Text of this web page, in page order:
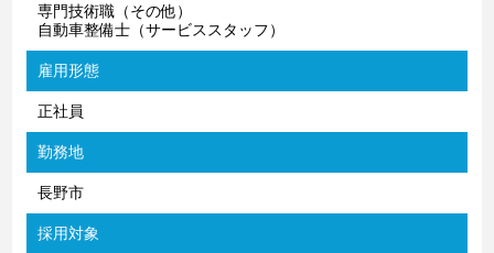
専門技術職（その他）
自動車整備士（サービススタッフ）
雇用形態
正社員
勤務地
長野市
採用対象